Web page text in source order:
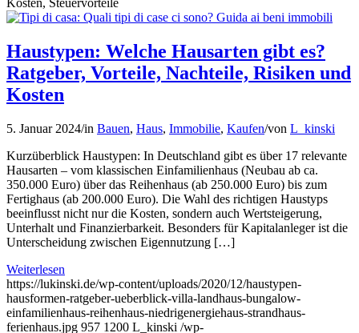
Haustypen: Welche Hausarten gibt es?
Ratgeber, Vorteile, Nachteile, Risiken und
Kosten
5. Januar 2024/in Bauen, Haus, Immobilie, Kaufen/von L_kinski
Kurzüberblick Haustypen: In Deutschland gibt es über 17 relevante
Hausarten – vom klassischen Einfamilienhaus (Neubau ab ca.
350.000 Euro) über das Reihenhaus (ab 250.000 Euro) bis zum
Fertighaus (ab 200.000 Euro). Die Wahl des richtigen Haustyps
beeinflusst nicht nur die Kosten, sondern auch Wertsteigerung,
Unterhalt und Finanzierbarkeit. Besonders für Kapitalanleger ist die
Unterscheidung zwischen Eigennutzung […]
Weiterlesen
https://lukinski.de/wp-content/uploads/2020/12/haustypen-
hausformen-ratgeber-ueberblick-villa-landhaus-bungalow-
einfamilienhaus-reihenhaus-niedrigenergiehaus-strandhaus-
ferienhaus.jpg 957 1200 L_kinski /wp-